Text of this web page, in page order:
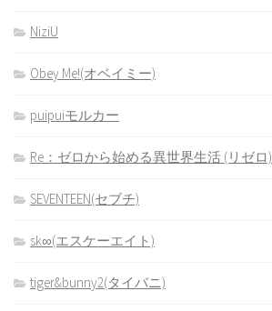
NiziU
Obey Me!(オベイミー)
puipuiモルカー
Re：ゼロから始める異世界生活 (リゼロ)
SEVENTEEN(セブチ)
sk∞(エスケーエイト)
tiger&bunny2(タイバニ)